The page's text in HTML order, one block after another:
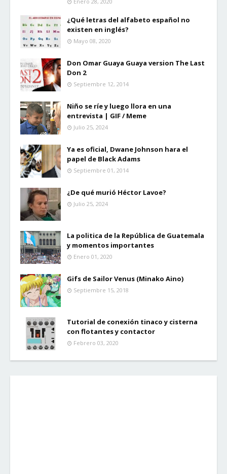
¿Qué letras del alfabeto español no
existen en inglés?
Mayo 08, 2020
Don Omar Guaya Guaya version The Last
Don 2
Septiembre 12, 2014
Niño se ríe y luego llora en una
entrevista | GIF / Meme
Julio 25, 2024
Ya es oficial, Dwane Johnson hara el
papel de Black Adams
Septiembre 01, 2014
¿De qué murió Héctor Lavoe?
Julio 25, 2024
La politica de la República de Guatemala
y momentos importantes
Enero 01, 2020
Gifs de Sailor Venus (Minako Aino)
Septiembre 15, 2018
Tutorial de conexión tinaco y cisterna
con flotantes y contactor
Febrero 03, 2020